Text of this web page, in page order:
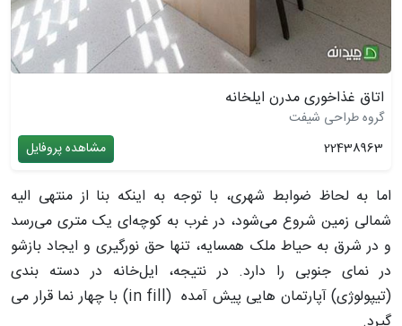
اتاق غذاخوری مدرن ایلخانه
گروه طراحی شیفت
22438963
مشاهده پروفایل
اما به لحاظ ضوابط شهری، با توجه به اینکه بنا از منتهی‌ الیه
شمالی زمین شروع می‌شود، در غرب به کوچه‌ای یک متری می‌رسد
و در شرق به حیاط ملک همسایه، تنها حق نورگیری و ایجاد بازشو
در نمای جنوبی را دارد. در نتیجه، ایل‌خانه در دسته بندی
(تیپولوژی) آپارتمان هایی پیش آمده (in fill) با چهار نما قرار می